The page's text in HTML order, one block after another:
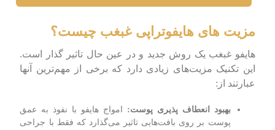
مزیت های هایفوتراپی غبغب چیست؟
هایفو غبغب یک روش جدید و در عین حال تاثیر گذار است.
این تکنیک مزیت‌های زیادی دارد که برخی از مهم‌ترین آنها
عبارتند از:
بهبود انعطاف پذیری پوست: امواج هایفو با نفوذ به عمق
پوست بر روی بافت‌هایی تاثیر می‌گذارد که فقط با جراحی